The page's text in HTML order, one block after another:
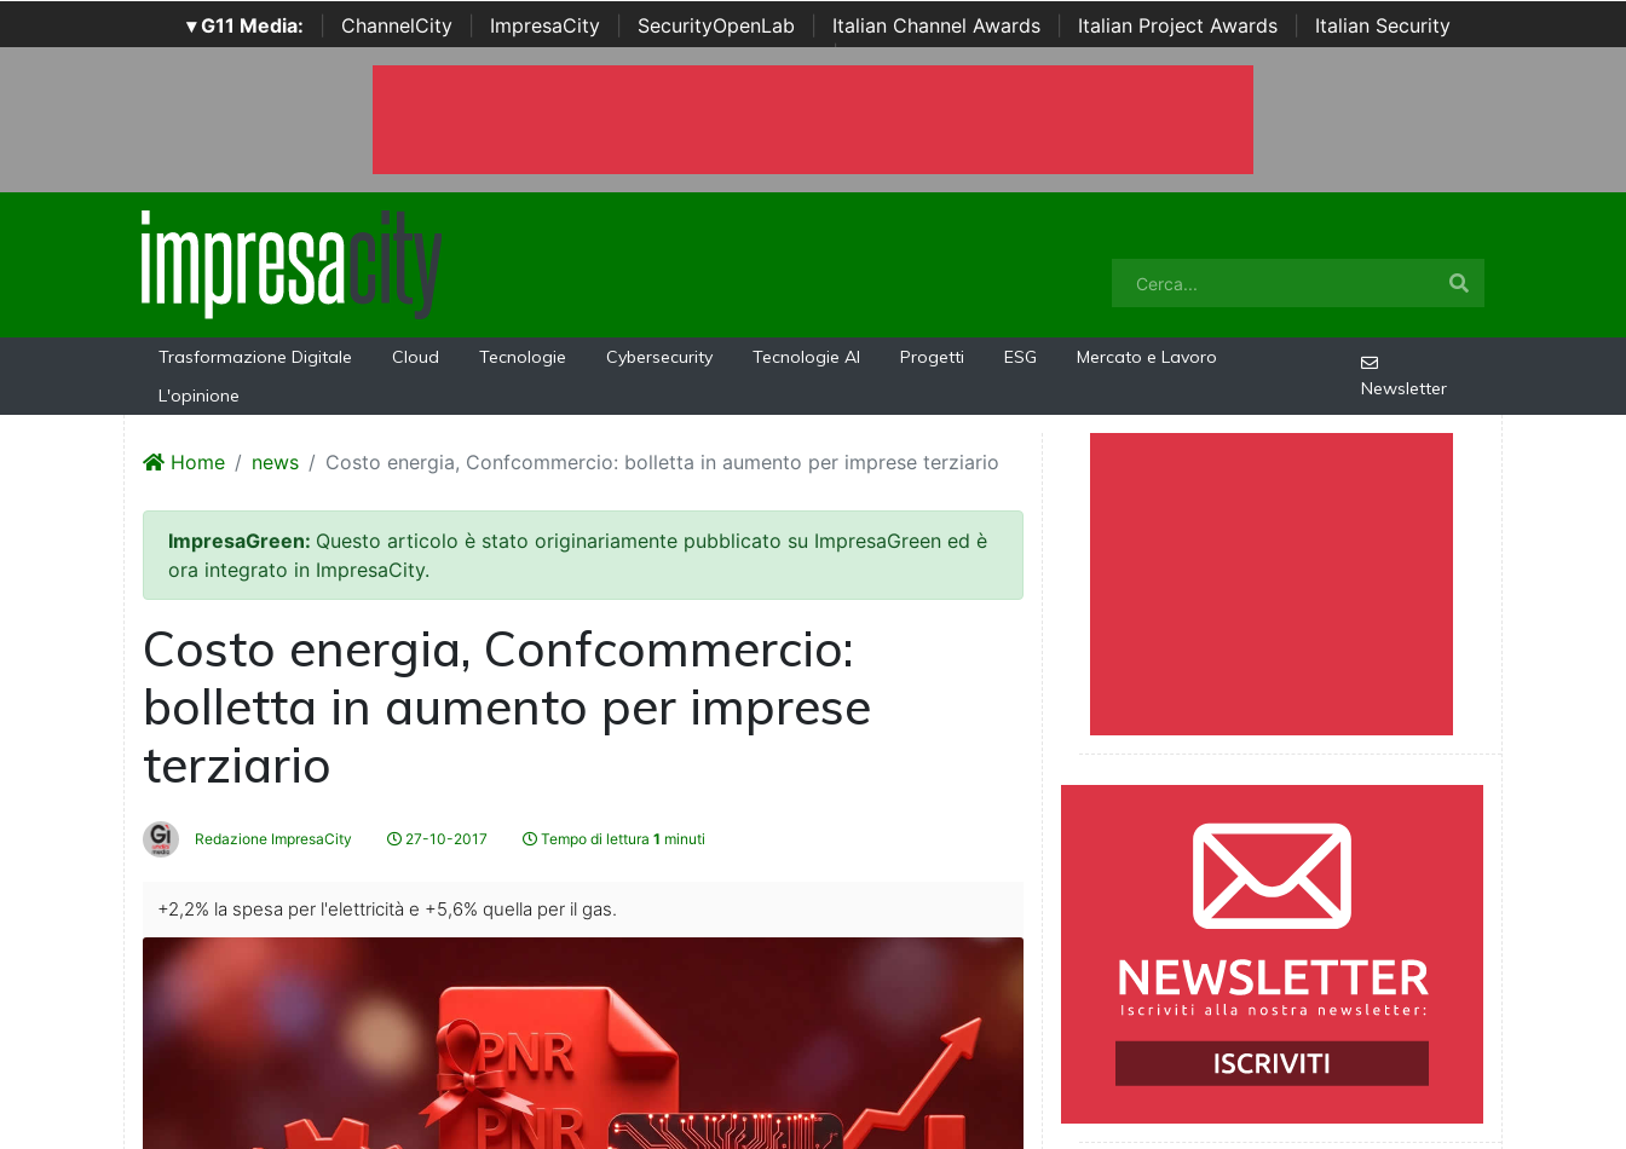
▾ G11 Media: ChannelCity ImpresaCity SecurityOpenLab Italian Channel Awards Italian Project Awards
Italian Security
Awards | ...
Trasformazione Digitale Cloud Tecnologie Cybersecurity Tecnologie AI Progetti ESG
Mercato e Lavoro
L'opinione
Newsletter
Home news Costo energia, Confcommercio: bolletta in aumento per imprese terziario
ImpresaGreen: Questo articolo è stato originariamente pubblicato su ImpresaGreen ed è
ora integrato in ImpresaCity.
Costo energia, Confcommercio:
bolletta in aumento per imprese
terziario
Redazione ImpresaCity 27-10-2017 Tempo di lettura 1 minuti
+2,2% la spesa per l'elettricità e +5,6% quella per il gas.